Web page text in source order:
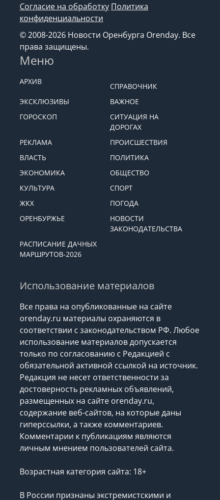
Согласие на обработку Политика
конфиденциальности
© 2008-2026 Новости Оренбурга Orenday. Все
права защищены.
Меню
АРХИВ
СПРАВОЧНИК
ЭКСКЛЮЗИВЫ
ВАЖНОЕ
ГОРОСКОП
СИТУАЦИЯ НА
ДОРОГАХ
РЕКЛАМА
ПРОИСШЕСТВИЯ
ВЛАСТЬ
ПОЛИТИКА
ЭКОНОМИКА
ОБЩЕСТВО
КУЛЬТУРА
СПОРТ
ЖКХ
ПОГОДА
ОРЕНБУРЖЬЕ
НОВОСТИ
ЗАКОНОДАТЕЛЬСТВА
РАСПИСАНИЕ ДАЧНЫХ
МАРШРУТОВ-2026
Использование материалов
Все права на опубликованные на сайте
orenday.ru материалы охраняются в
соответствии с законодательством РФ. Любое
использование материалов допускается
только по согласованию с Редакцией с
обязательной активной ссылкой на источник.
Редакция не несет ответственности за
достоверность рекламных объявлений,
размещенных на сайте orenday.ru,
содержание веб-сайтов, на которые даны
гиперссылки, а также комментариев.
Комментарии к публикациям являются
личным мнением пользователей сайта.
Возрастная категория сайта: 18+
В России признаны экстремистскими и